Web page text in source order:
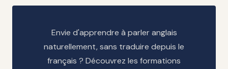
Envie d'apprendre à parler anglais
naturellement, sans traduire depuis le
français ? Découvrez les formations